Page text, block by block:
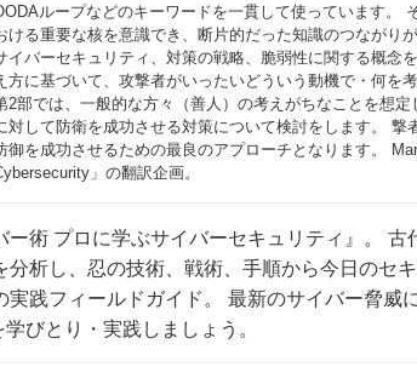
ループなどのキーワードを一貫して使っています。
ける重要な核を意識でき、断片的だった知識のつながり
イバーセキュリティ、対策の戦略、脆弱性に関する概念
方に基づいて、攻撃者がいったいどういう動機で・何を
2部では、一般的な方々（善人）の考えがちなことを想定
対して防衛を成功させる対策について検討をします。 撃
御を成功させるための最良のアプローチとなります。
」の翻訳企画。
ー術 プロに学ぶサイバーセキュリティ』。
分析し、忍の技術、戦術、手順から今日のセ
実践フィールドガイド。 最新のサイバー脅威
びとり・実践しましょう。